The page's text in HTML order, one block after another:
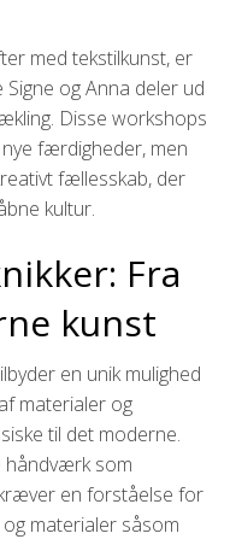
med tekstilkunst, er
og Anna deler ud
Disse workshops
færdigheder, men
fællesskab, der
kultur.
Fra
kunst
en unik mulighed
materialer og
til det moderne.
håndværk som
en forståelse for
materialer såsom